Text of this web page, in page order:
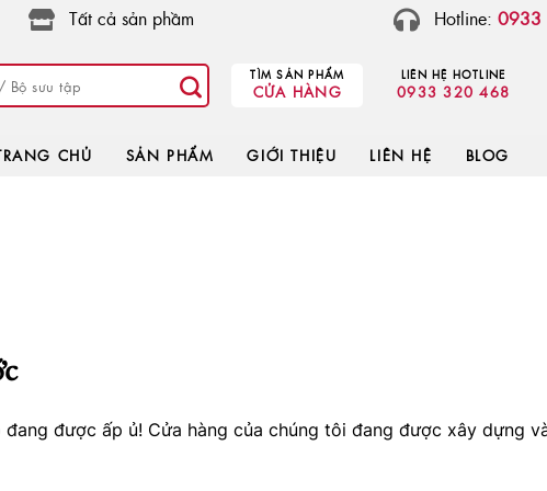
Tất cả sản phầm Hotline:0933
TÌM SẢN PHẨM
CỬA HÀNG
LIÊN HỆ HOTLINE
0933 320 468
CHỦ SẢN PHẨM GIỚI THIỆU LIÊN HỆ BLOG
được ấp ủ! Cửa hàng của chúng tôi đang được xây dựng